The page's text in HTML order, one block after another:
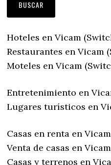
Hoteles en Vicam
Restaurantes en Vicam
Moteles en Vicam
Entretenimiento en
Lugares turísticos en
Casas en renta en
Venta de casas en
Casas y terrenos en